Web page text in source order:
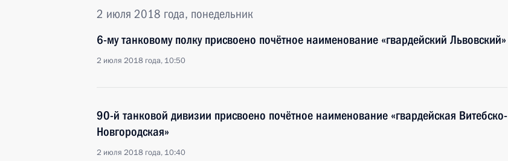
2 июля 2018 года, понедельник
6-му танковому полку присвоено почётное наименование «гвардейский Львовский»
2 июля 2018 года, 10:50
90-й танковой дивизии присвоено почётное наименование «гвардейская Витебско-
Новгородская»
2 июля 2018 года, 10:40